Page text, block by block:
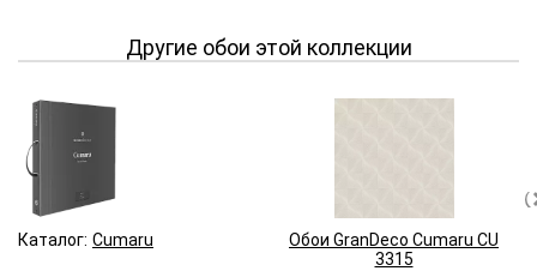
Другие обои этой коллекции
Каталог: Cumaru
Обои GranDeco Cumaru CU
3315